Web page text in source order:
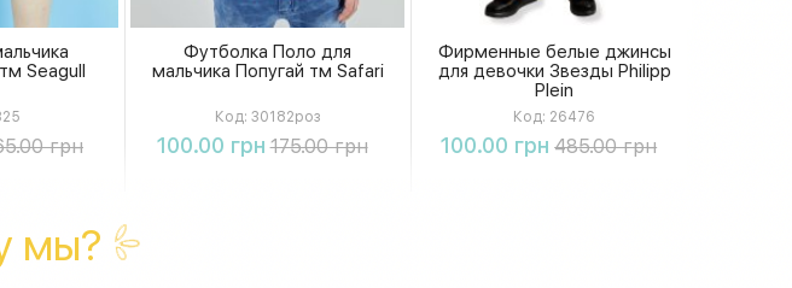
Seagull
грн
Футболка Поло для
мальчика Попугай тм Safari
Код: 30182роз
100.00 грн 175.00 грн
Купить
Фирменные белые джинсы
для девочки Звезды Philipp
Plein
Код: 26476
100.00 грн 485.00 грн
Купить
мы?